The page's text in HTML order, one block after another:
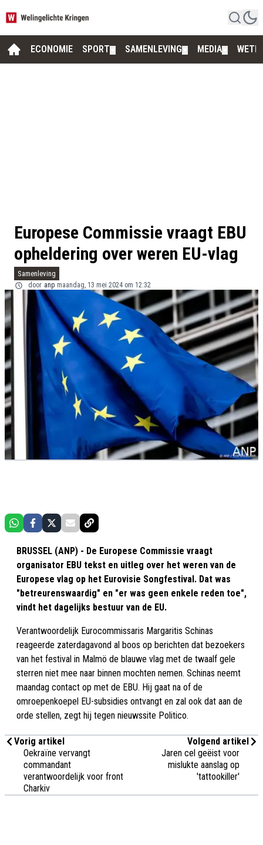
ECONOMIE SPORT SAMENLEVING MEDIA
Europese Commissie vraagt EBU
opheldering over weren EU-vlag
Samenleving
door anp maandag, 13 mei 2024 om 12:32
BRUSSEL (ANP) - De Europese Commissie vraagt
organisator EBU tekst en uitleg over het weren van de
Europese vlag op het Eurovisie Songfestival. Dat was
"betreurenswaardig" en "er was geen enkele reden toe",
vindt het dagelijks bestuur van de EU.
Verantwoordelijk Eurocommissaris Margaritis Schinas
reageerde zaterdagavond al boos op berichten dat bezoekers
van het festival in Malmö de blauwe vlag met de twaalf gele
sterren niet mee naar binnen mochten nemen. Schinas neemt
maandag contact op met de EBU. Hij gaat na of de
omroepenkoepel EU-subsidies ontvangt en zal ook dat aan de
orde stellen, zegt hij tegen nieuwssite Politico.
Vorig artikel
Oekraïne vervangt
commandant
verantwoordelijk voor front
Charkiv
Volgend artikel
Jaren cel geëist voor
mislukte aanslag op
'tattookiller'